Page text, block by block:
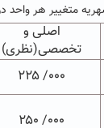
متغییر هر
اصلی و
تخصصی(نظری)
۰۰۰/ ۲۲۵
۰۰۰/ ۲۵۰